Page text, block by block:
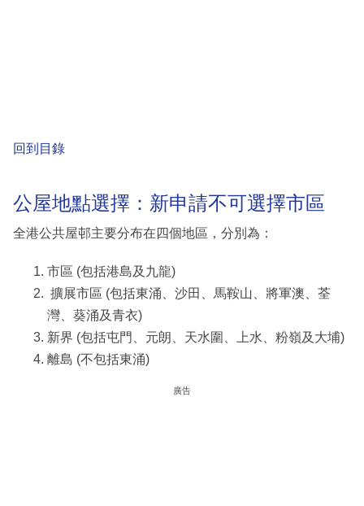
回到目錄
公屋地點選擇：新申請不可選擇市區
全港公共屋邨主要分布在四個地區，分別為：
市區 (包括港島及九龍)
擴展市區 (包括東涌、沙田、馬鞍山、將軍澳、荃
灣、葵涌及青衣)
新界 (包括屯門、元朗、天水圍、上水、粉嶺及大埔)
離島 (不包括東涌)
廣告